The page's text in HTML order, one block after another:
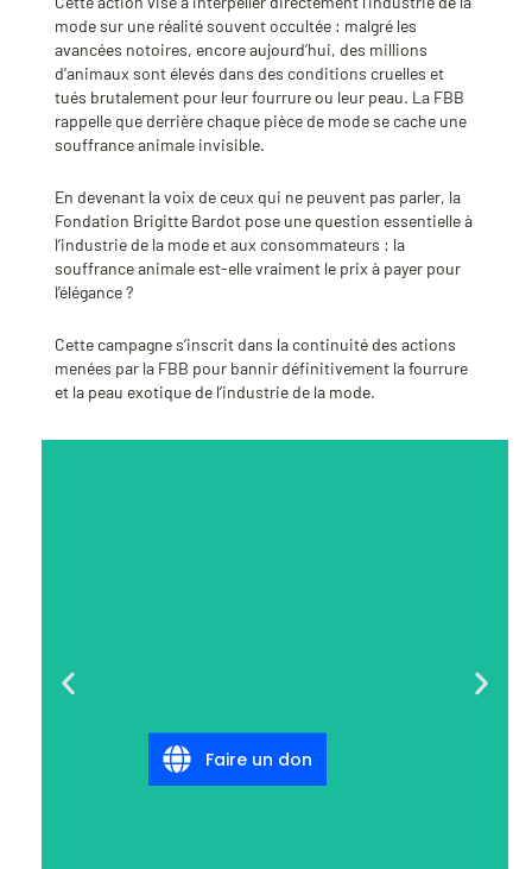
mode sur une réalité souvent occultée : malgré les
avancées notoires, encore aujourd’hui, des millions
d’animaux sont élevés dans des conditions cruelles et
tués brutalement pour leur fourrure ou leur peau. La FBB
rappelle que derrière chaque pièce de mode se cache une
souffrance animale invisible.
En devenant la voix de ceux qui ne peuvent pas parler, la
Fondation Brigitte Bardot pose une question essentielle à
l’industrie de la mode et aux consommateurs : la
souffrance animale est-elle vraiment le prix à payer pour
l’élégance ?
Cette campagne s’inscrit dans la continuité des actions
menées par la FBB pour bannir définitivement la fourrure
et la peau exotique de l’industrie de la mode.
Faire un don